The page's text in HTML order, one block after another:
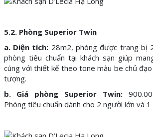
5.2. Phòng Superior Twin
a. Diện tích: 28m2, phòng được trang bị
phòng tiêu chuẩn tại khách sạn giúp
cúng với thiết kế theo tone màu be chủ
tượng.
b. Giá phòng Superior Twin:
Phòng tiêu chuẩn dành cho 2 người lớn và